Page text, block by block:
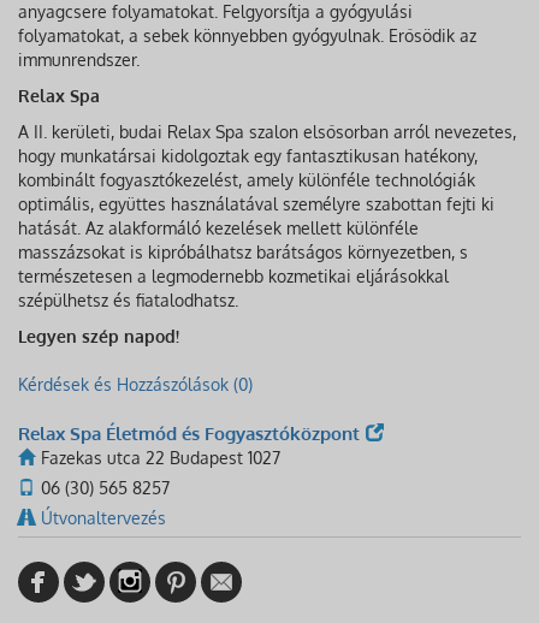
anyagcsere folyamatokat. Felgyorsítja a gyógyulási
folyamatokat, a sebek könnyebben gyógyulnak. Erősödik az
immunrendszer.
Relax Spa
A II. kerületi, budai Relax Spa szalon elsősorban arról nevezetes,
hogy munkatársai kidolgoztak egy fantasztikusan hatékony,
kombinált fogyasztókezelést, amely különféle technológiák
optimális, együttes használatával személyre szabottan fejti ki
hatását. Az alakformáló kezelések mellett különféle
masszázsokat is kipróbálhatsz barátságos környezetben, s
természetesen a legmodernebb kozmetikai eljárásokkal
szépülhetsz és fiatalodhatsz.
Legyen szép napod!
Kérdések és Hozzászólások (0)
Relax Spa Életmód és Fogyasztóközpont
Fazekas utca 22 Budapest 1027
06 (30) 565 8257
Útvonaltervezés